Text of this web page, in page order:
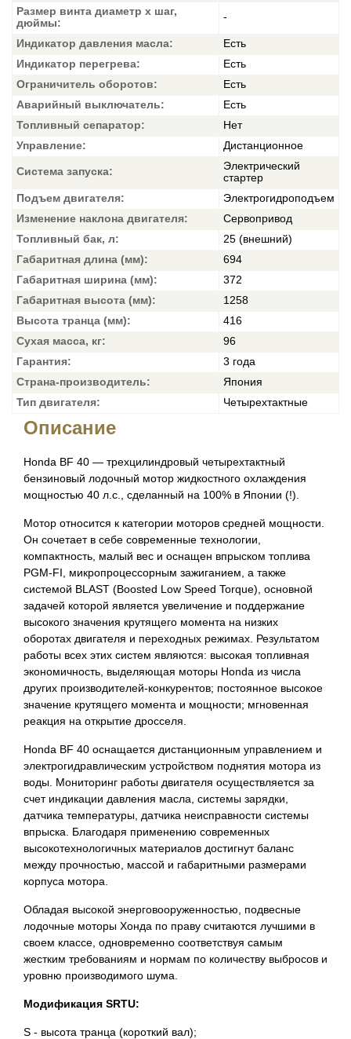
Размер винта диаметр х шаг,
дюймы:
-
Индикатор давления масла:
Есть
Индикатор перегрева:
Есть
Ограничитель оборотов:
Есть
Аварийный выключатель:
Есть
Топливный сепаратор:
Нет
Управление:
Дистанционное
Система запуска:
Электрический
стартер
Подъем двигателя:
Электрогидроподъем
Изменение наклона двигателя:
Сервопривод
Топливный бак, л:
25 (внешний)
Габаритная длина (мм):
694
Габаритная ширина (мм):
372
Габаритная высота (мм):
1258
Высота транца (мм):
416
Сухая масса, кг:
96
Гарантия:
3 года
Страна-производитель:
Япония
Тип двигателя:
Четырехтактные
Описание
Honda BF 40 — трехцилиндровый четырехтактный
бензиновый лодочный мотор жидкостного охлаждения
мощностью 40 л.с., сделанный на 100% в Японии (!).
Мотор относится к категории моторов средней мощности.
Он сочетает в себе современные технологии,
компактность, малый вес и оснащен впрыском топлива
PGM-FI, микропроцессорным зажиганием, а также
системой BLAST (Boosted Low Speed Torque), основной
задачей которой является увеличение и поддержание
высокого значения крутящего момента на низких
оборотах двигателя и переходных режимах. Результатом
работы всех этих систем являются: высокая топливная
экономичность, выделяющая моторы Honda из числа
других производителей-конкурентов; постоянное высокое
значение крутящего момента и мощности; мгновенная
реакция на открытие дросселя.
Honda BF 40 оснащается дистанционным управлением и
электрогидравлическим устройством поднятия мотора из
воды. Мониторинг работы двигателя осуществляется за
счет индикации давления масла, системы зарядки,
датчика температуры, датчика неисправности системы
впрыска. Благодаря применению современных
высокотехнологичных материалов достигнут баланс
между прочностью, массой и габаритными размерами
корпуса мотора.
Обладая высокой энерговооруженностью, подвесные
лодочные моторы Хонда по праву считаются лучшими в
своем классе, одновременно соответствуя самым
жестким требованиям и нормам по количеству выбросов и
уровню производимого шума.
Модификация SRTU:
S - высота транца (короткий вал);